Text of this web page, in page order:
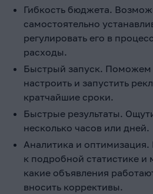
Гибкость бюджета.
самостоятельно
регулировать его в
расходы.
Быстрый запуск. Поможем
настроить и запустить
кратчайшие сроки.
Быстрые результаты.
несколько часов или дней.
Аналитика и оптимизация.
к подробной статистике и
какие объявления
вносить коррективы.